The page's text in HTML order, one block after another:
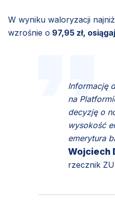
W wyniku waloryzacji
wzrośnie o 97,95 zł,
Informację
na
decyzję o
wysokość
emerytura
Wojciech
rzecznik